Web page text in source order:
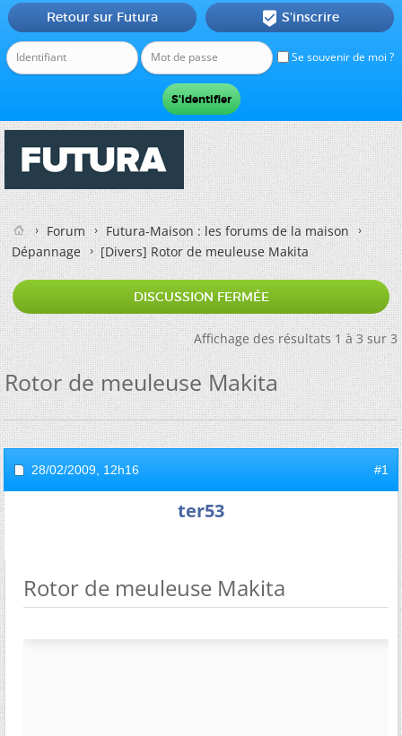
Se souvenir de moi ?
Retour sur Futura  S'inscrire
Forum
Futura-Maison : les forums de la maison
Dépannage
[Divers]Rotor de meuleuse Makita
DISCUSSION FERMÉE
Affichage des résultats 1 à 3 sur 3
Rotor de meuleuse Makita
28/02/2009, 12h16 #1
ter53
Rotor de meuleuse Makita